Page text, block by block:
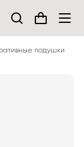
подушки